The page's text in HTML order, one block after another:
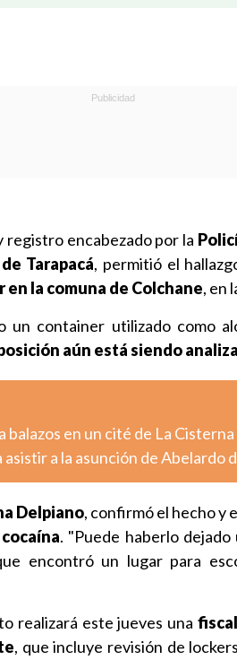
encabezado por la
Tarapacá, permitió el
la comuna de Colchane, en
un container utilizado como
aún está siendo
balazos en un cité de La Cisterna
a la asunción de Abelardo
Delpiano, confirmó el hecho y
. "Puede haberlo
encontró un lugar para
realizará este jueves una
, que incluye revisión de